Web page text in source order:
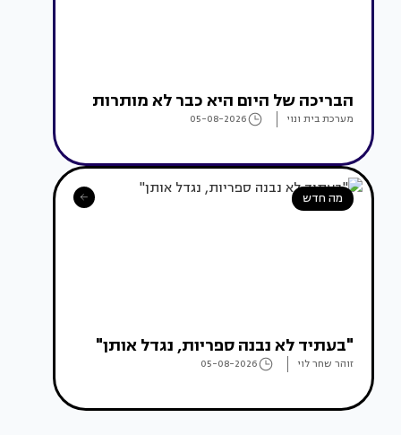
הבריכה של היום היא כבר לא מותרות
מערכת בית ונוי 05-08-2026
מה חדש
"בעתיד לא נבנה ספריות, נגדל אותן"
זוהר שחר לוי 05-08-2026